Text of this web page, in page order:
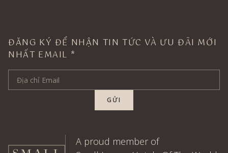
ĐĂNG KÝ ĐỂ NHẬN TIN TỨC VÀ ƯU ĐÃI MỚI
NHẤT EMAIL *
Email Address
GỬI
A proud member of